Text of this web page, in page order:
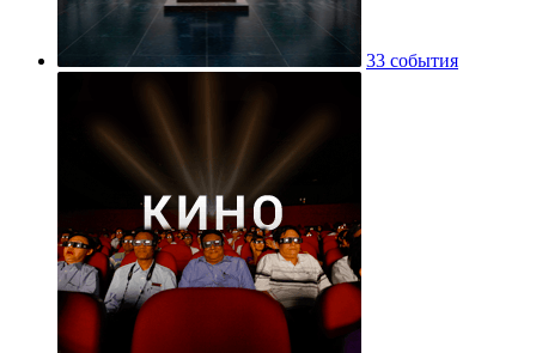
33 события